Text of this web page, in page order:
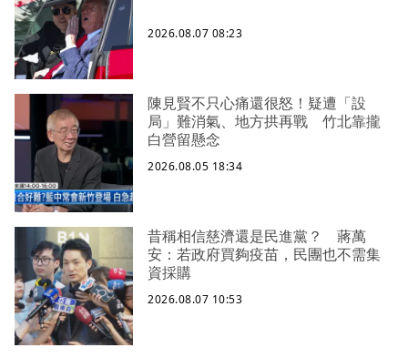
2026.08.07 08:23
陳見賢不只心痛還很怒！疑遭「設
局」難消氣、地方拱再戰 竹北靠攏
白營留懸念
2026.08.05 18:34
昔稱相信慈濟還是民進黨？ 蔣萬
安：若政府買夠疫苗，民團也不需集
資採購
2026.08.07 10:53